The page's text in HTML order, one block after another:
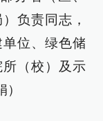
负责同志，
位、绿色储
（校）及示